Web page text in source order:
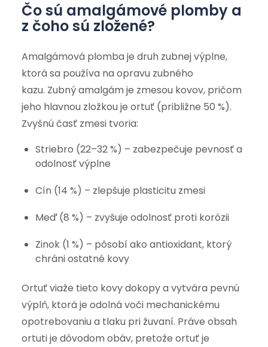
Čo sú amalgámové plomby a
z čoho sú zložené?
Amalgámová plomba je druh zubnej výplne,
ktorá sa používa na opravu zubného
kazu. Zubný amalgám je zmesou kovov, pričom
jeho hlavnou zložkou je ortuť (približne 50 %).
Zvyšnú časť zmesi tvoria:
Striebro (22–32 %) – zabezpečuje pevnosť a
odolnosť výplne
Cín (14 %) – zlepšuje plasticitu zmesi
Meď (8 %) – zvyšuje odolnosť proti korózii
Zinok (1 %) – pôsobí ako antioxidant, ktorý
chráni ostatné kovy
Ortuť viaže tieto kovy dokopy a vytvára pevnú
výplň, ktorá je odolná voči mechanickému
opotrebovaniu a tlaku pri žuvaní. Práve obsah
ortuti je dôvodom obáv, pretože ortuť je